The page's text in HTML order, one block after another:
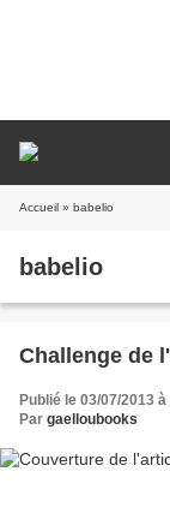
Accueil » babelio
babelio
Challenge de
Publié le 03/07/2013
Par gaelloubooks